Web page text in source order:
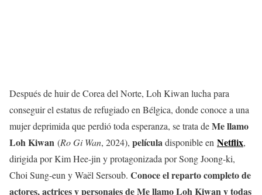
Después de huir de Corea del Norte, Loh Kiwan lucha para
conseguir el estatus de refugiado en Bélgica, donde conoce a una
mujer deprimida que perdió toda esperanza, se trata deMe llamo
Loh Kiwan (Ro Gi Wan, 2024), películadisponible en Netflix,
dirigida por Kim Hee-jin y protagonizada por Song Joong-ki,
Choi Sung-eun y Waël Sersoub. Conoce el reparto completo de
actores, actrices y personajes de Me llamo Loh Kiwan y todas